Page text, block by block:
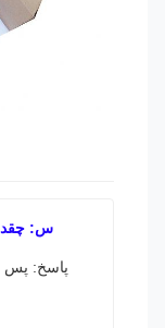
س: چقدر زود
پاسخ: پس از